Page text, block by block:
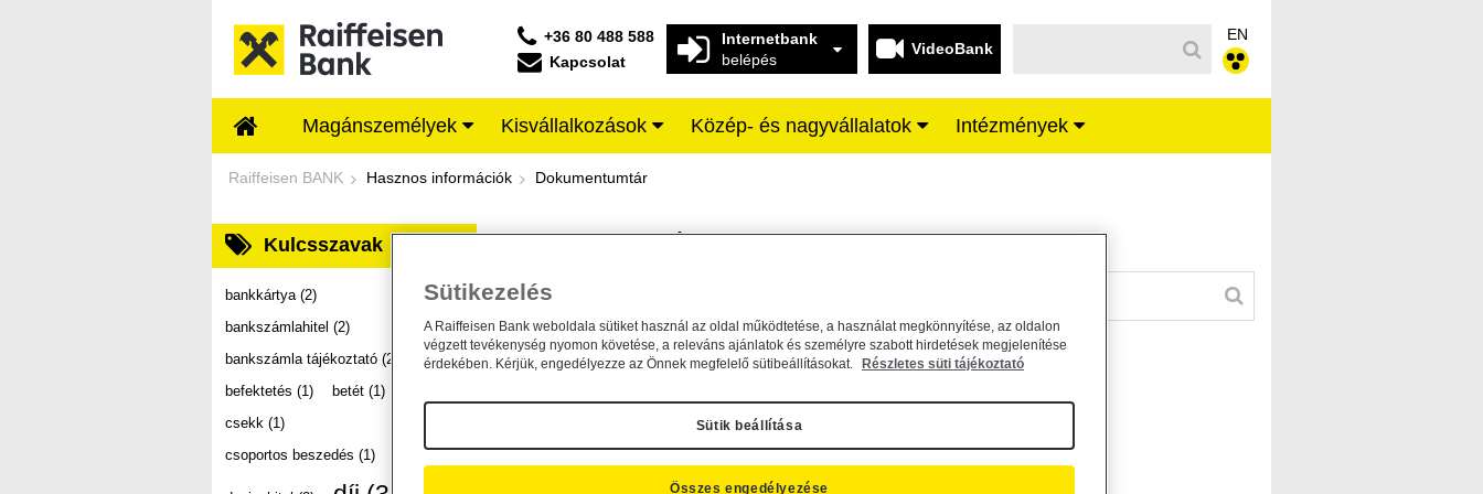
+36 80 488 588
Kapcsolat
Internetbank
belépés
VideoBank
EN
Magánszemélyek Kisvállalkozások Közép- és nagyvállalatok Intézmények
Dokumentumtár - Raiffeisen BANK
Raiffeisen BANK Hasznos információk Dokumentumtár
Kulcsszavak
bankkártya (2)
bankszámlahitel (2)
bankszámla tájékoztató (2)
befektetés (1) betét (1)
csekk (1)
csoportos beszedés (1)
A dokumentum kereséséhez kérjük, írja be a keresőszót a mezőbe.
Sütikezelés
A Raiffeisen Bank weboldala sütiket használ az oldal működtetése, a használat megkönnyítése, az oldalon
végzett tevékenység nyomon követése, a releváns ajánlatok és személyre szabott hirdetések megjelenítése
érdekében. Kérjük, engedélyezze az Önnek megfelelő sütibeállításokat.
Részletes süti tájékoztató
Sütik beállítása
Összes engedélyezése